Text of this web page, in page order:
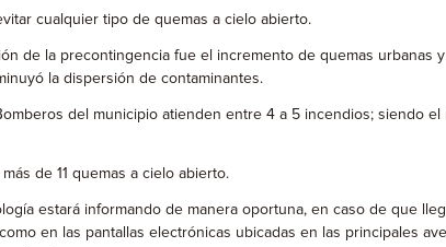
cualquier tipo de quemas a cielo abierto.
de la precontingencia fue el incremento de quemas
la dispersión de contaminantes.
del municipio atienden entre 4 a 5 incendios; siendo
de 11 quemas a cielo abierto.
estará informando de manera oportuna, en caso de que
en las pantallas electrónicas ubicadas en las principales